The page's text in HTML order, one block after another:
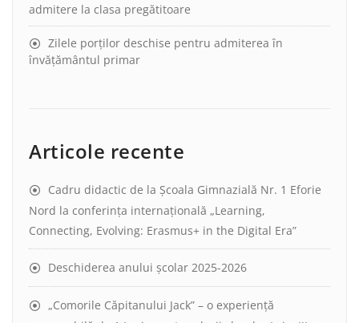
admitere la clasa pregătitoare
Zilele porților deschise pentru admiterea în
învățământul primar
Articole recente
Cadru didactic de la Școala Gimnazială Nr. 1 Eforie
Nord la conferința internațională „Learning,
Connecting, Evolving: Erasmus+ in the Digital Era”
Deschiderea anului școlar 2025-2026
„Comorile Căpitanului Jack” – o experiență